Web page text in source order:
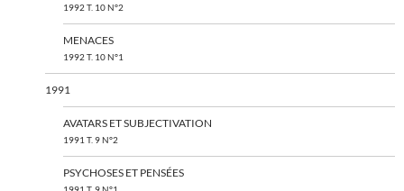
1992 T. 10 N°2
MENACES
1992 T. 10 N°1
1991
AVATARS ET SUBJECTIVATION
1991 T. 9 N°2
PSYCHOSES ET PENSÉES